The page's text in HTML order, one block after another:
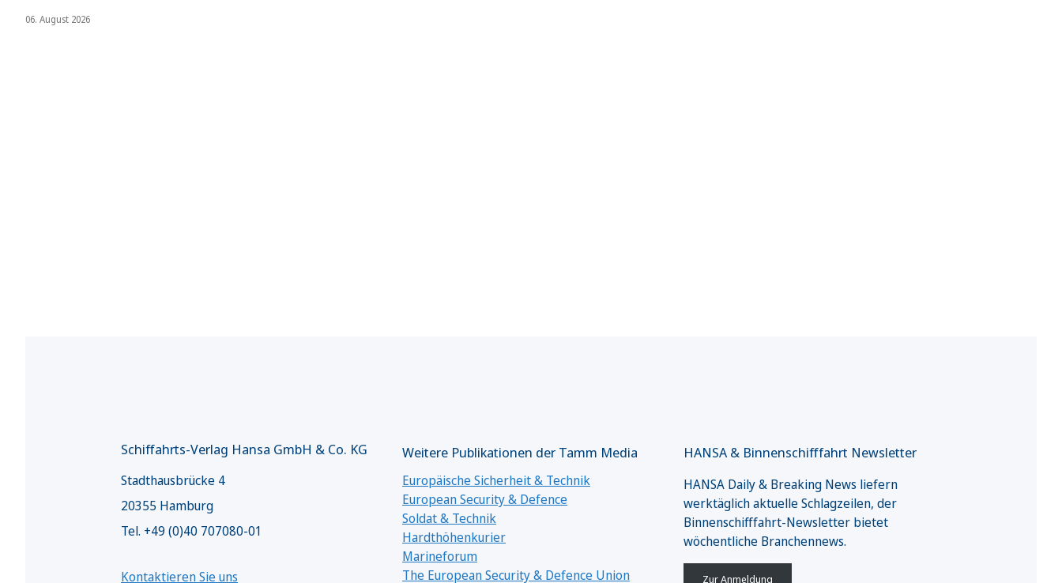
06. August 2026
Schiffahrts-Verlag Hansa GmbH & Co. KG
Stadthausbrücke 4
20355 Hamburg
Tel. +49 (0)40 707080-01
Kontaktieren Sie uns
Weitere Publikationen der Tamm Media
Europäische Sicherheit & Technik
European Security & Defence
Soldat & Technik
Hardthöhenkurier
Marineforum
The European Security & Defence Union
HANSA & Binnenschifffahrt Newsletter
HANSA Daily & Breaking News liefern
werktäglich aktuelle Schlagzeilen, der
Binnenschifffahrt-Newsletter bietet
wöchentliche Branchennews.
Zur Anmeldung